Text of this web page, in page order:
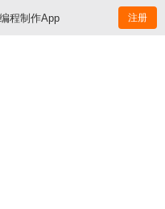
程制作App 注册